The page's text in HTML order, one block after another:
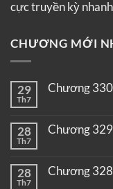
cực truyền kỳ
CHƯƠNG MỚI
29
Th7
Chương
28
Th7
Chương
28
Th7
Chương